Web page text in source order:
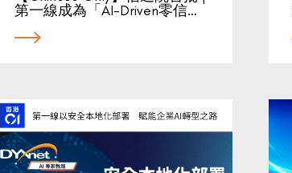
第一線成為「AI-Driven零信…